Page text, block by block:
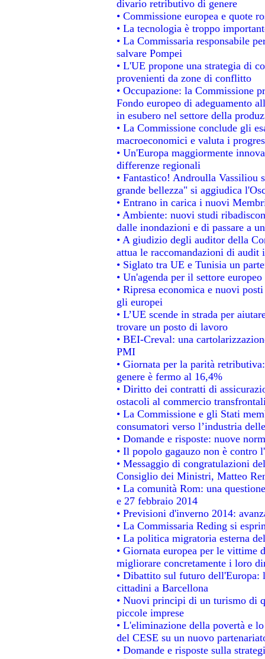
divario retributivo di genere
• Commissione europea e quote
• La tecnologia è troppo
• La Commissaria responsabile
salvare Pompei
• L'UE propone una strategia di
provenienti da zone di conflitto
• Occupazione: la Commissione
Fondo europeo di adeguamento
in esubero nel settore della
• La Commissione conclude gli
macroeconomici e valuta i
• Un'Europa maggiormente
differenze regionali
• Fantastico! Androulla Vassiliou
grande bellezza" si aggiudica
• Entrano in carica i nuovi
• Ambiente: nuovi studi
dalle inondazioni e di passare a
• A giudizio degli auditor della
attua le raccomandazioni di audit
• Siglato tra UE e Tunisia un
• Un'agenda per il settore
• Ripresa economica e nuovi
gli europei
• L’UE scende in strada per
trovare un posto di lavoro
• BEI-Creval: una
PMI
• Giornata per la parità
genere è fermo al 16,4%
• Diritto dei contratti di
ostacoli al commercio
• La Commissione e gli Stati
consumatori verso l’industria
• Domande e risposte: nuove
• Il popolo gagauzo non è contro
• Messaggio di congratulazioni
Consiglio dei Ministri, Matteo
• La comunità Rom: una
e 27 febbraio 2014
• Previsioni d'inverno 2014:
• La Commissaria Reding si
• La politica migratoria esterna
• Giornata europea per le vittime
migliorare concretamente i loro
• Dibattito sul futuro dell'Europa:
cittadini a Barcellona
• Nuovi principi di un turismo di
piccole imprese
• L'eliminazione della povertà e
del CESE su un nuovo
• Domande e risposte sulla